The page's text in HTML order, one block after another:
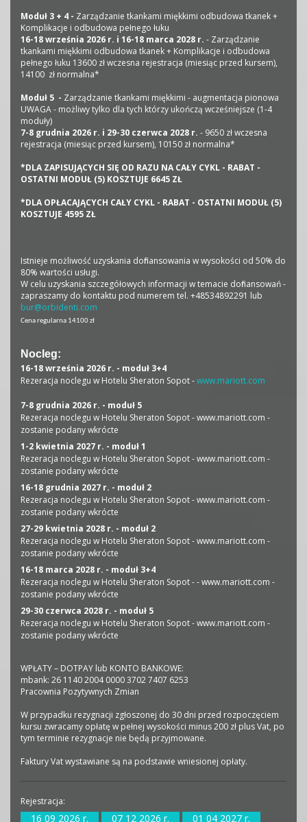
Moduł 3 + 4 - Zarządzanie tkankami miękkimi odbudowa tkanek +
Komplikacje i odbudowa pełnego łuku
16-18 września 2026 r. i 16-18 marca 2028 r. - Zarządzanie
tkankami miękkimi odbudowa tkanek + Komplikacje i odbudowa
pełnego łuku 13600 zł wczesna rejestracja (miesiąc przed kursem),
14100 zł normalna*
Moduł 5 - Zarządzanie tkankami miękkimi - augmentacja pionowa
UWAGA - możliwy tylko dla tych którzy ukończą wcześniejsze (1-4
moduły)
7-8 grudnia 2026 r. i 29-30 czerwca 2028 r. - 9650 zł wczesna
rejestracja (miesiąc przed kursem), 10150 zł normalna*
*DLA ZAPISUJĄCYCH SIĘ OD RAZU NA CAŁY CYKL - RABAT -
OSTATNI MODUŁ (5) KOSZTUJE 6645 ZŁ
*DLA OPŁACAJĄCYCH CAŁY CYKL - RABAT - OSTATNI MODUŁ (5)
KOSZTUJE 4595 ZŁ
Istnieje możliwość uzyskania dofinansowania w wysokości od 50% do
80% wartości usługi.
W celu uzyskania szczegółowych informacji w temacie dofinansowań -
zapraszamy do kontaktu pod numerem tel. +48534892291 lub
bur@orbidenti.com
Cena regularna 14100 zł
Nocleg:
16-18 września 2026 r. - moduł 3+4
Rezeracja noclegu w Hotelu Sheraton Sopot -www.mariott.com
7-8 grudnia 2026 r. - moduł 5
Rezeracja noclegu w Hotelu Sheraton Sopot - www.mariott.com -
zostanie podany wkrócte
1-2 kwietnia 2027 r. - moduł 1
Rezeracja noclegu w Hotelu Sheraton Sopot - www.mariott.com -
zostanie podany wkrócte
16-18 grudnia 2027 r. - moduł 2
Rezeracja noclegu w Hotelu Sheraton Sopot - www.mariott.com -
zostanie podany wkrócte
27-29 kwietnia 2028 r. - moduł 2
Rezeracja noclegu w Hotelu Sheraton Sopot - www.mariott.com -
zostanie podany wkrócte
16-18 marca 2028 r. - moduł 3+4
Rezeracja noclegu w Hotelu Sheraton Sopot - - www.mariott.com -
zostanie podany wkrócte
29-30 czerwca 2028 r. - moduł 5
Rezeracja noclegu w Hotelu Sheraton Sopot - www.mariott.com -
zostanie podany wkrócte
WPŁATY – DOTPAY lub KONTO BANKOWE:
mbank: 26 1140 2004 0000 3702 7407 6253
Pracownia Pozytywnych Zmian
W przypadku rezygnacji zgłoszonej do 30 dni przed rozpoczęciem
kursu zwracamy opłatę w pełnej wysokości minus 200 zł plus Vat, po
tym terminie rezygnacje nie będą przyjmowane.
Faktury Vat wystawiane są na podstawie wniesionej opłaty.
Rejestracja:
16 09 2026 r. 07 12 2026 r.
01 04 2027 r.